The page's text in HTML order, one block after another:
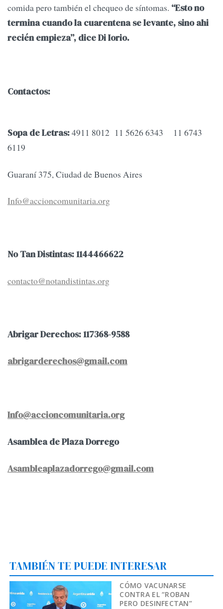
comida pero también el chequeo de síntomas. “Esto no
termina cuando la cuarentena se levante, sino ahi
recién empieza”, dice Di Iorio.
Contactos:
Sopa de Letras:4911 8012 11 5626 6343 11 6743
6119
Guaraní 375, Ciudad de Buenos Aires
Info@accioncomunitaria.org
No Tan Distintas: 1144466622
contacto@notandistintas.org
Abrigar Derechos: 117368-9588
abrigarderechos@gmail.com
Info@accioncomunitaria.org
Asamblea de Plaza Dorrego
Asambleaplazadorrego@gmail.com
TAMBIÉN TE PUEDE INTERESAR
CÓMO VACUNARSE
CONTRA EL “ROBAN
PERO DESINFECTAN”